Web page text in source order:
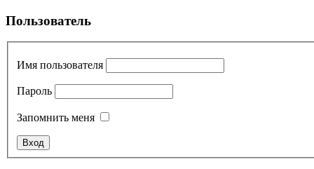
Пользователь
Имя пользователя
Пароль
Запомнить меня